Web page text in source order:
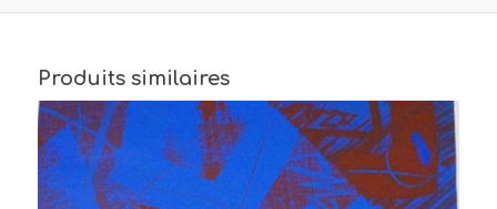
Produits similaires